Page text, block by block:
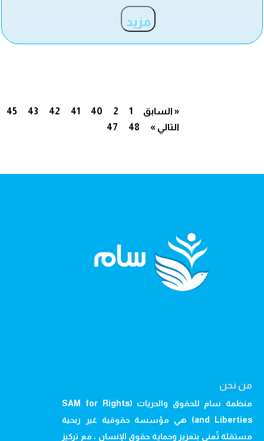
مزيد
« السابق 1
2
40
41
42
43
45
47
48 التالي »
من نحن
منظمة سام للحقوق والحريات (SAM for Rights
and Liberties) هي مؤسسة حقوقية غير ربحية
مستقلة تُعنى بتعزيز وحماية حقوق الإنسان ، مع تركيز